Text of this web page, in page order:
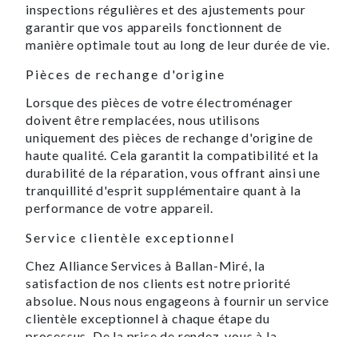
inspections régulières et des ajustements pour
garantir que vos appareils fonctionnent de
manière optimale tout au long de leur durée de vie.
Pièces de rechange d'origine
Lorsque des pièces de votre électroménager
doivent être remplacées, nous utilisons
uniquement des pièces de rechange d'origine de
haute qualité. Cela garantit la compatibilité et la
durabilité de la réparation, vous offrant ainsi une
tranquillité d'esprit supplémentaire quant à la
performance de votre appareil.
Service clientèle exceptionnel
Chez Alliance Services à Ballan-Miré, la
satisfaction de nos clients est notre priorité
absolue. Nous nous engageons à fournir un service
clientèle exceptionnel à chaque étape du